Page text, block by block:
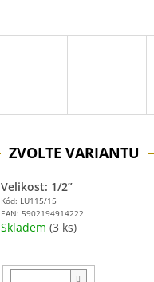
Kód: LU115/15
EAN: 5902194914222
Velikost: 1/2”
Skladem (3 ks)